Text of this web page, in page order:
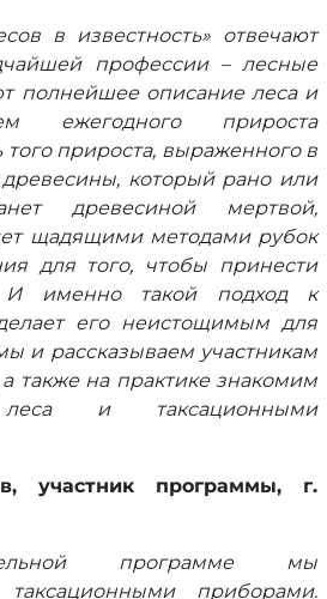
в известность» отвечают
профессии – лесные
полнейшее описание леса и
ежегодного прироста
того прироста, выраженного в
древесины, который рано или
древесиной мертвой,
щадящими методами рубок
для того, чтобы принести
И именно такой подход к
его неистощимым для
и рассказываем участникам
также на практике знакомим
и таксационными
участник программы, г.
программе мы
приборами.